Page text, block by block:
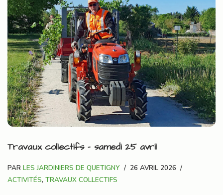
Travaux collectifs – samedi 25 avril
PAR LES JARDINIERS DE QUETIGNY
26 AVRIL 2026
ACTIVITÉS, TRAVAUX COLLECTIFS